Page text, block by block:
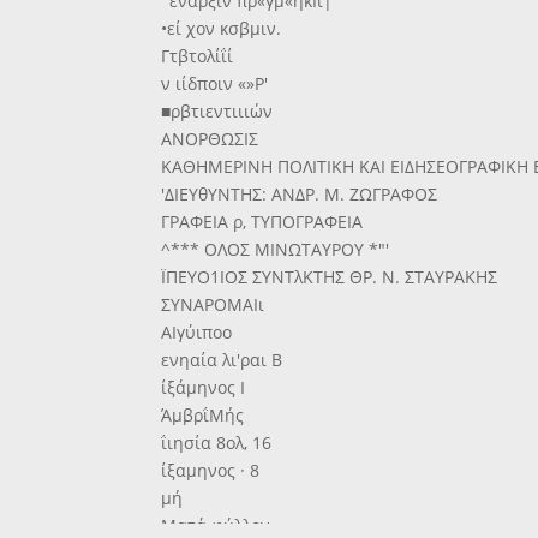
•εί χον κσβμιν.
Γτβτολίΐί
ν ιίδποιν «»Ρ'
■ρβτιεντιιιών
ΑΝΟΡΘΩΣΙΣ
ΚΑΘΗΜΕΡΙΝΗ ΠΟΛΙΤΙΚΗ ΚΑΙ ΕΙΔΗΣΕΟΓΡΑΦΙΚΗ
'ΔΙΕΥθΥΝΤΗΣ: ΑΝΔΡ. Μ. ΖΩΓΡΑΦΟΣ
ΓΡΑΦΕΙΑ ρ, ΤΥΠΟΓΡΑΦΕΙΑ
^*** ΟΛΟΣ ΜΙΝΩΤΑΥΡΟΥ *"'
ΪΠΕΥΟ1ΙΟΣ ΣΥΝΤλΚΤΗΣ ΘΡ. Ν. ΣΤΑΥΡΑΚΗΣ
ΣΥΝΑΡΟΜΑΙι
ΑΙγύιποο
ενηαία λι'ραι Β
ίξάμηνος Ι
ΆμβρΐΜής
ΐιησία 8ολ, 16
ίξαμηνος · 8
μή
Ματά φύλλον